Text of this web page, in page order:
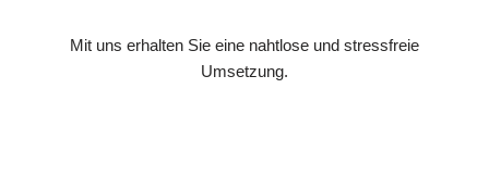
Mit uns erhalten Sie eine nahtlose und stressfreie
Umsetzung.